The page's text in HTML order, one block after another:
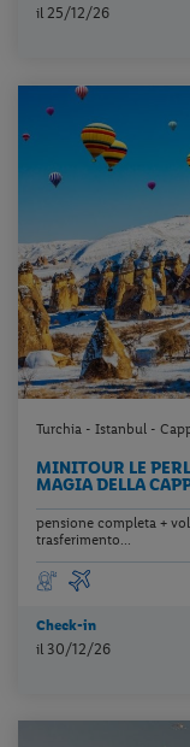
il 25/12/26
Turchia - Istanbul -
MINITOUR LE
MAGIA DELLA
pensione completa +
trasferimento...
Check-in
il 30/12/26